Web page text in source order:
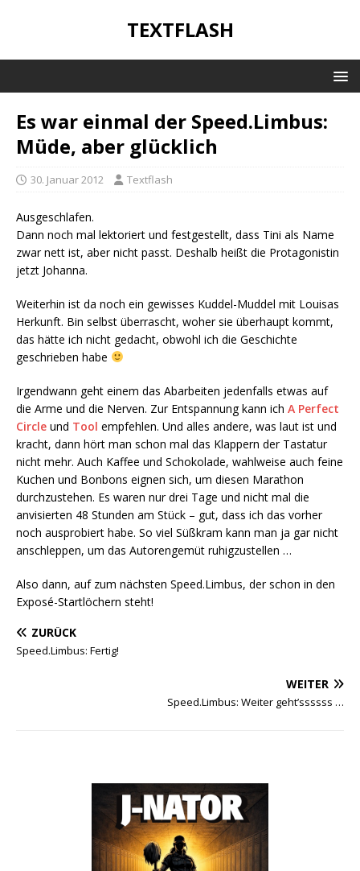
TEXTFLASH
Es war einmal der Speed.Limbus:
Müde, aber glücklich
30. Januar 2012 Textflash
Ausgeschlafen.
Dann noch mal lektoriert und festgestellt, dass Tini als Name
zwar nett ist, aber nicht passt. Deshalb heißt die Protagonistin
jetzt Johanna.
Weiterhin ist da noch ein gewisses Kuddel-Muddel mit Louisas
Herkunft. Bin selbst überrascht, woher sie überhaupt kommt,
das hätte ich nicht gedacht, obwohl ich die Geschichte
geschrieben habe
Irgendwann geht einem das Abarbeiten jedenfalls etwas auf
die Arme und die Nerven. Zur Entspannung kann ich A Perfect
Circle und Tool empfehlen. Und alles andere, was laut ist und
kracht, dann hört man schon mal das Klappern der Tastatur
nicht mehr. Auch Kaffee und Schokolade, wahlweise auch feine
Kuchen und Bonbons eignen sich, um diesen Marathon
durchzustehen. Es waren nur drei Tage und nicht mal die
anvisierten 48 Stunden am Stück – gut, dass ich das vorher
noch ausprobiert habe. So viel Süßkram kann man ja gar nicht
anschleppen, um das Autorengemüt ruhigzustellen …
Also dann, auf zum nächsten Speed.Limbus, der schon in den
Exposé-Startlöchern steht!
ZURÜCK
Speed.Limbus: Fertig!
WEITER
Speed.Limbus: Weiter geht’ssssss …